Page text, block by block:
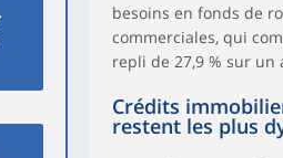
besoins en fonds de
commerciales, qui
repli de 27,9 % sur un
Crédits
restent les plus